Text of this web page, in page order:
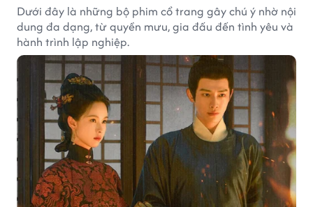
Dưới đây là những bộ phim cổ trang gây chú ý nhờ nội
dung đa dạng, từ quyền mưu, gia đấu đến tình yêu và
hành trình lập nghiệp.